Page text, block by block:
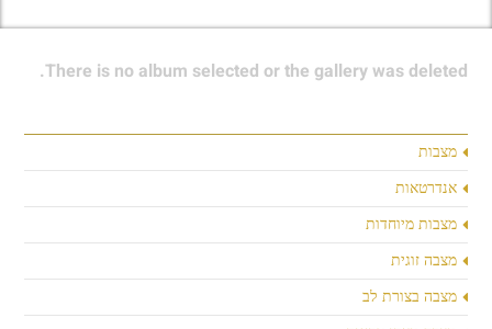
מצבות
אנדרטאות
מצבות מיוחדות
מצבה זוגית
מצבה בצורת לב
There is no album selected or the gallery was deleted.